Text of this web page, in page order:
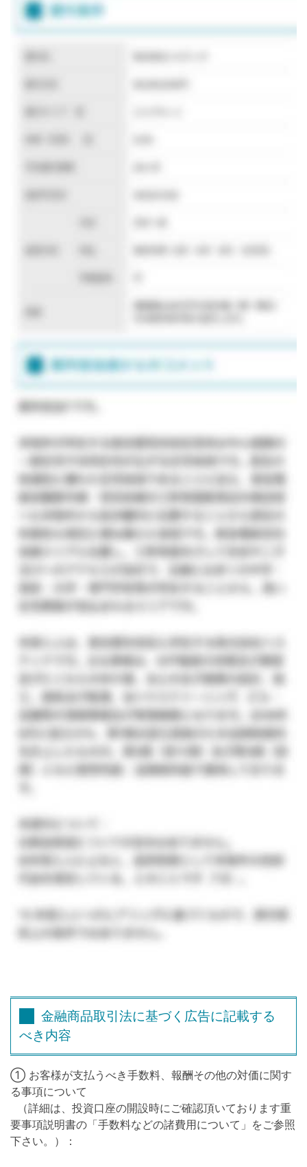
金融商品取引法に基づく広告に記載する
べき内容
① お客様が支払うべき手数料、報酬その他の対価に関す
る事項について
（詳細は、投資口座の開設時にご確認頂いております重
要事項説明書の「手数料などの諸費用について」をご参照
下さい。）：